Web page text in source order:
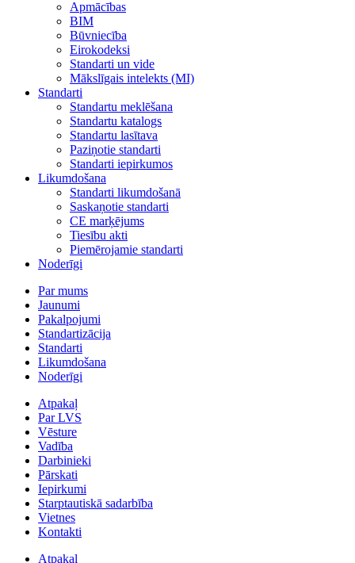
Apmācības
BIM
Būvniecība
Eirokodeksi
Standarti un vide
Mākslīgais intelekts (MI)
Standarti
Standartu meklēšana
Standartu katalogs
Standartu lasītava
Paziņotie standarti
Standarti iepirkumos
Likumdošana
Standarti likumdošanā
Saskaņotie standarti
CE marķējums
Tiesību akti
Piemērojamie standarti
Noderīgi
Par mums
Jaunumi
Pakalpojumi
Standartizācija
Standarti
Likumdošana
Noderīgi
Atpakaļ
Par LVS
Vēsture
Vadība
Darbinieki
Pārskati
Iepirkumi
Starptautiskā sadarbība
Vietnes
Kontakti
Atpakaļ